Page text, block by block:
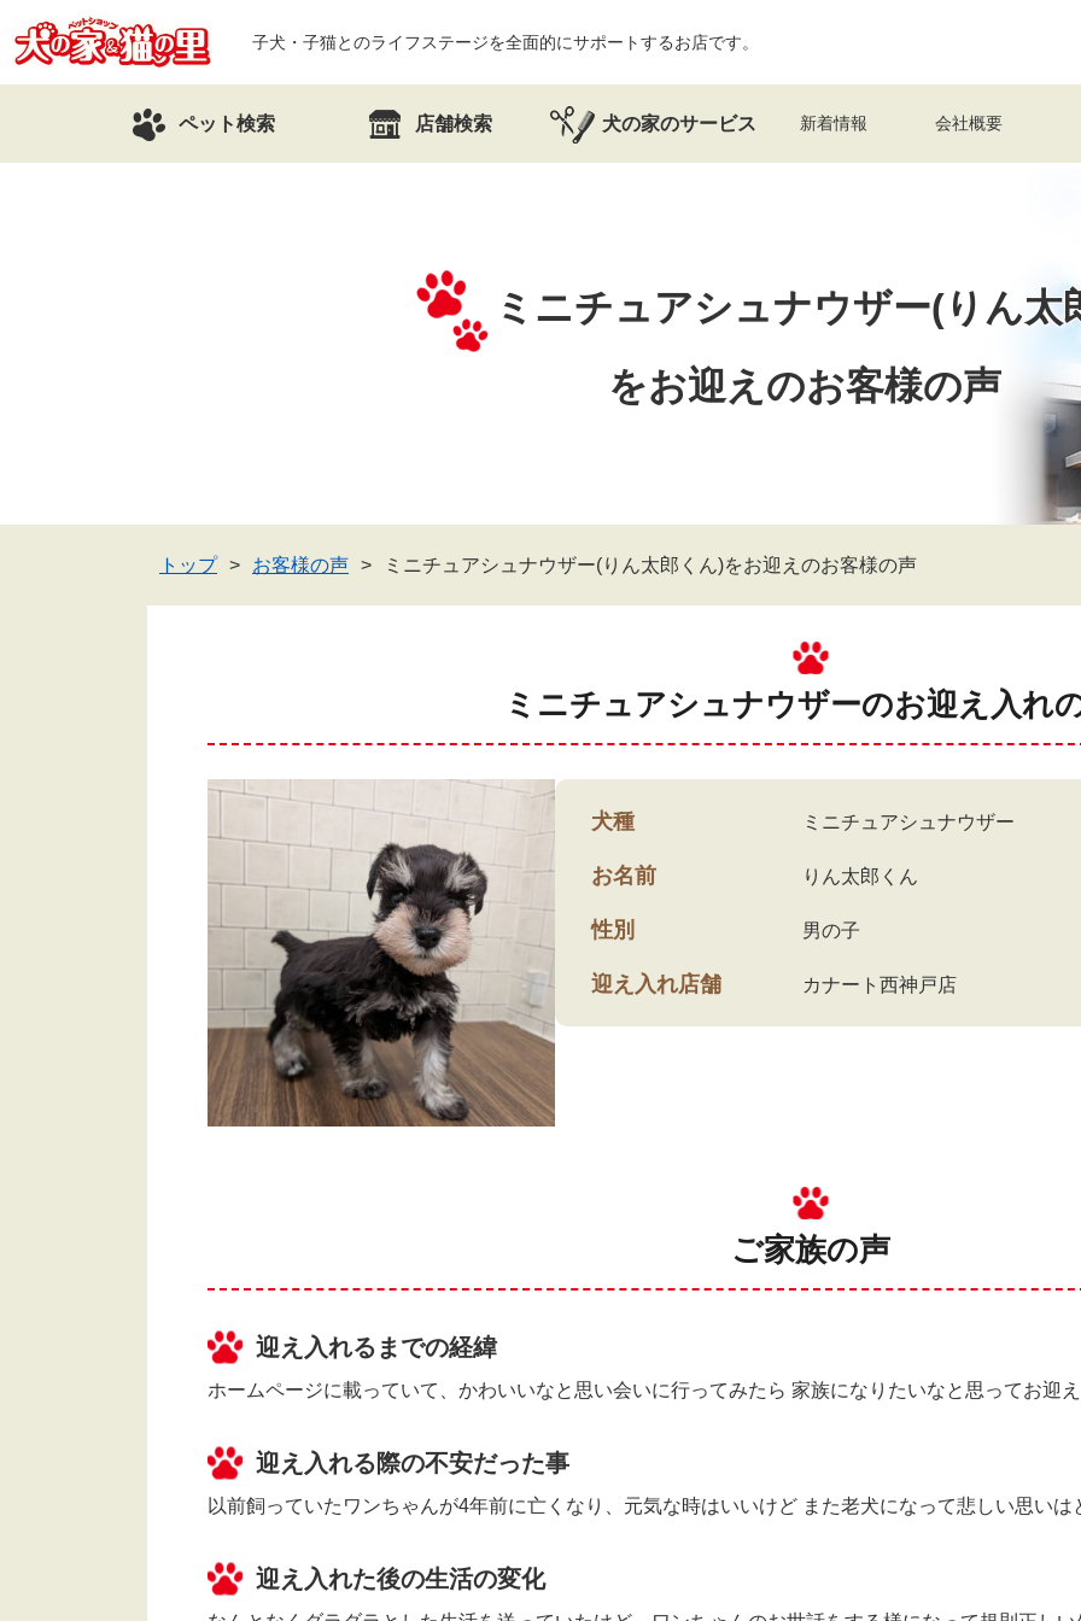
子犬・子猫とのライフステージを全面的にサポートするお店です。
ペット検索 店舗検索 犬の家のサービス 新着情報 会社概要
ミニチュアシュナウザー(りん太
をお迎えのお客様の声
トップ お客様の声 ミニチュアシュナウザー(りん太郎くん)をお迎えのお客様の声
ミニチュアシュナウザーのお迎え入れ
犬種 ミニチュアシュナウザー
お名前 りん太郎くん
性別 男の子
迎え入れ店舗 カナート西神戸店
ご家族の声
迎え入れるまでの経緯
ホームページに載っていて、かわいいなと思い会いに行ってみたら 家族になりたいなと思ってお迎
迎え入れる際の不安だった事
以前飼っていたワンちゃんが4年前に亡くなり、元気な時はいいけど また老犬になって悲しい思いは
迎え入れた後の生活の変化